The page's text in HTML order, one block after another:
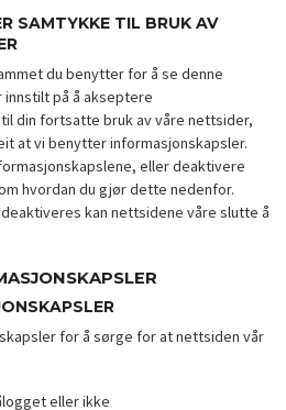
SAMTYKKE TIL BRUK AV
du benytter for å se denne
på å akseptere
din fortsatte bruk av våre nettsider,
at vi benytter informasjonskapsler.
eller deaktivere
hvordan du gjør dette nedenfor.
kan nettsidene våre slutte å
for å sørge for at nettsiden vår
eller ikke